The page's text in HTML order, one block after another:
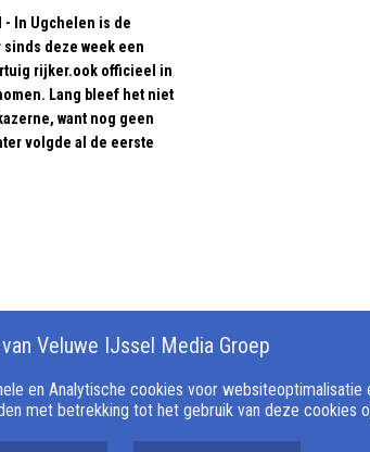
- In Ugchelen is de
sinds deze week een
rijker.ook officieel in
Lang bleef het niet
want nog geen
volgde al de eerste
Veluwe IJssel Media Groep
en Analytische cookies voor websiteoptimalisatie
met betrekking tot het gebruik van deze cookies